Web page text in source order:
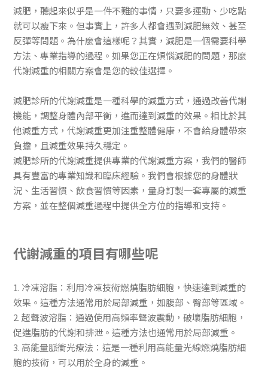
減肥，聽起來似乎是一件不難的事情，只要多運動、少吃點
就可以瘦下來。但事實上，許多人都會遇到減肥無效、甚至
反彈等問題。為什麼會這樣呢？其實，減肥是一個需要科學
方法、專業指導的過程。如果您正在煩惱減肥的問題，那麼
代謝減重的相關方案會是您的較佳選擇。
減肥診所的代謝減重是一種科學的減重方式，通過改善代謝
機能，調整身體內部平衡，進而達到減重的效果。相比於其
他減重方式，代謝減重更加注重整體健康，不會給身體帶來
負擔，且減重效果持久穩定。
減肥診所的代謝減重提供專業的代謝減重方案，我們的醫師
具有豐富的專業知識和臨床經驗。我們會根據您的身體狀
況、生活習慣、飲食習慣等因素，量身訂製一套專屬的減重
方案，並在整個減重過程中提供全方位的指導和支持。
代謝減重的項目有哪些呢
1. 冷凍溶脂：利用冷凍技術燃燒脂肪細胞，快速達到減重的
效果。這種方法通常用於局部減重，如腹部、臀部等區域。
2. 超聲波溶脂：通過使用高頻率聲波震動，破壞脂肪細胞，
促進脂肪的代謝和排泄。這種方法也通常用於局部減重。
3. 高能量脈衝光療法：這是一種利用高能量光線燃燒脂肪細
胞的技術，可以用於全身的減重。